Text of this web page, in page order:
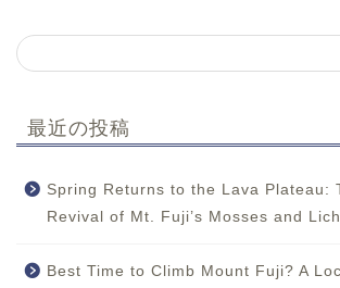
最近の投稿
Spring Returns to the Lava Plateau:
Revival of Mt. Fuji’s Mosses and
Best Time to Climb Mount Fuji? A